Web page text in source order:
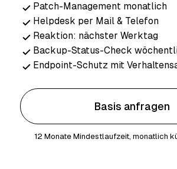
Patch-Management monatlich
Helpdesk per Mail & Telefon
Reaktion: nächster Werktag
Backup-Status-Check
Endpoint-Schutz mit
Basis anfragen
12 Monate Mindestlaufzeit, monatlich